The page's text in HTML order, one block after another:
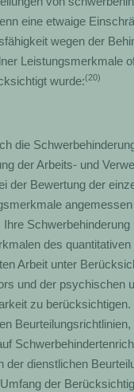
eine etwaige
wegen der
Leistungsmerkmale
wurde:(20)
die
der Arbeits- und
der Bewertung der
Ihre
des
Arbeit unter
und der psychischen
zu berücksichtigen.
der dienstlichen
der